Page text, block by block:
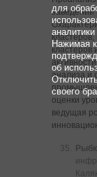
заведений
анализа и
оценки
ведущая
для
Нажимая
об
своего